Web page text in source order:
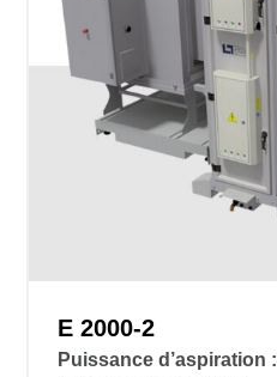
E 2000-2
Puissance d’aspiration :